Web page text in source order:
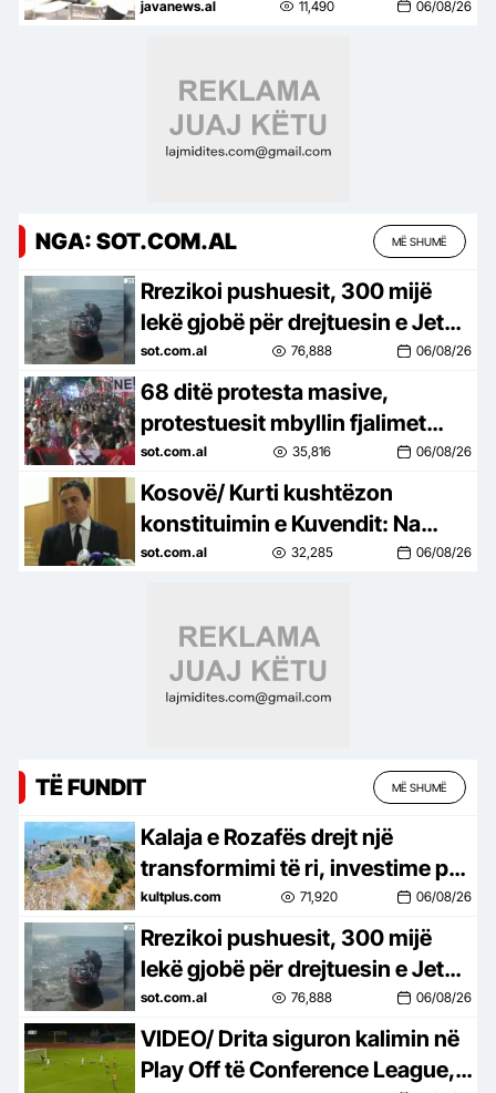
Pakënaqësia ekonomike mbetet
javanews.al 11,490 06/08/26
NGA: SOT.COM.AL MË SHUMË
Rrezikoi pushuesit, 300 mijë
lekë gjobë për drejtuesin e Jet
Ski në Zvërnec
sot.com.al 76,888 06/08/26
68 ditë protesta masive,
protestuesit mbyllin fjalimet
para Kryeministrisë, marshojnë
drejt Korpusit: Ju erdhi fundi!
sot.com.al 35,816 06/08/26
Kosovë/ Kurti kushtëzon
konstituimin e Kuvendit: Na
duhet marrëveshje për
sot.com.al 32,285 06/08/26
TË FUNDIT MË SHUMË
Kalaja e Rozafës drejt një
transformimi të ri, investime për
trashëgiminë dhe turizmin
kultplus.com 71,920 06/08/26
Rrezikoi pushuesit, 300 mijë
lekë gjobë për drejtuesin e Jet
Ski në Zvërnec
sot.com.al 76,888 06/08/26
VIDEO/ Drita siguron kalimin në
Play Off të Conference League, e